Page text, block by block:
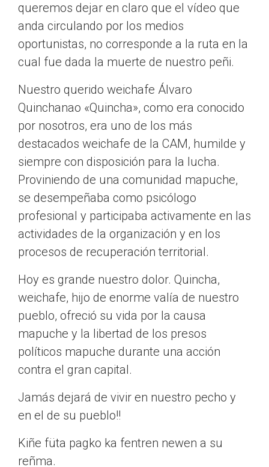
queremos dejar en claro que el vídeo que
anda circulando por los medios
oportunistas, no corresponde a la ruta en la
cual fue dada la muerte de nuestro peñi.
Nuestro querido weichafe Álvaro
Quinchanao «Quincha», como era conocido
por nosotros, era uno de los más
destacados weichafe de la CAM, humilde y
siempre con disposición para la lucha.
Proviniendo de una comunidad mapuche,
se desempeñaba como psicólogo
profesional y participaba activamente en las
actividades de la organización y en los
procesos de recuperación territorial.
Hoy es grande nuestro dolor. Quincha,
weichafe, hijo de enorme valía de nuestro
pueblo, ofreció su vida por la causa
mapuche y la libertad de los presos
políticos mapuche durante una acción
contra el gran capital.
Jamás dejará de vivir en nuestro pecho y
en el de su pueblo!!
Kiñe füta pagko ka fentren newen a su
reñma.